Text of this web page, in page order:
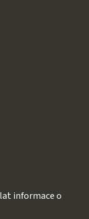
informace o